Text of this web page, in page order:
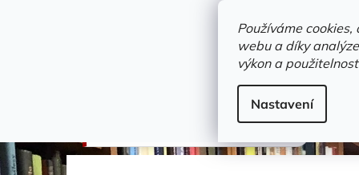
Používáme
webu a díky
výkon a
Nastavení
Novinky Trvalky a
JAK KRESLIT V MANGA STYLU